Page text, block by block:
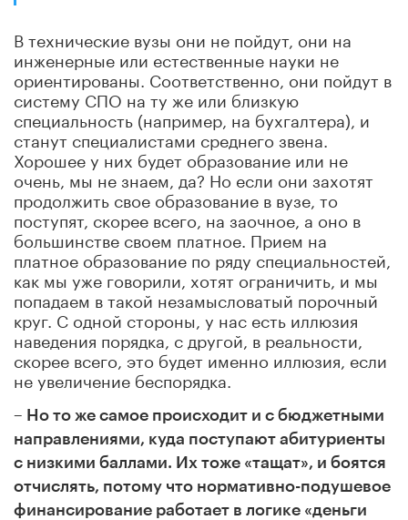
В технические вузы они не пойдут, они на
инженерные или естественные науки не
ориентированы. Соответственно, они пойдут в
систему СПО на ту же или близкую
специальность (например, на бухгалтера), и
станут специалистами среднего звена.
Хорошее у них будет образование или не
очень, мы не знаем, да? Но если они захотят
продолжить свое образование в вузе, то
поступят, скорее всего, на заочное, а оно в
большинстве своем платное. Прием на
платное образование по ряду специальностей,
как мы уже говорили, хотят ограничить, и мы
попадаем в такой незамысловатый порочный
круг. С одной стороны, у нас есть иллюзия
наведения порядка, с другой, в реальности,
скорее всего, это будет именно иллюзия, если
не увеличение беспорядка.
– Но то же самое происходит и с бюджетными
направлениями, куда поступают абитуриенты
с низкими баллами. Их тоже «тащат», и боятся
отчислять, потому что нормативно-подушевое
финансирование работает в логике «деньги